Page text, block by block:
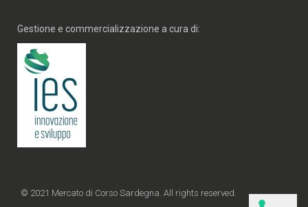
Gestione e commercializzazione a cura di:
© 2021 Mercato di Corso Sardegna. All rights reserved.